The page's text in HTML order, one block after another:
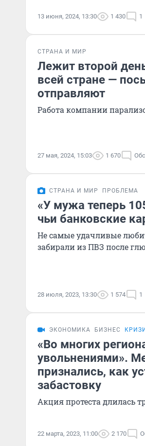
13 июня, 2024, 13:30 1 430 1
СТРАНА И МИР
Лежит второй
всей стране —
отправляют
Работа компании
27 мая, 2024, 15:03 1 670
СТРАНА И МИР ПРОБЛЕМА
«У мужа теперь
чьи банковские
Не самые удачливые
забирали из ПВЗ после
28 июля, 2023, 13:30 1 574 1
ЭКОНОМИКА БИЗНЕС
«Во многих
увольнениями».
признались, как
забастовку
Акция протеста длилась
22 марта, 2023, 11:00 2 170